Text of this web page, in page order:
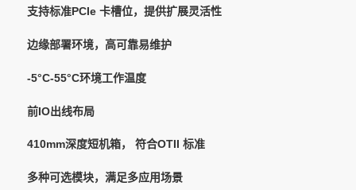
支持标准PCIe 卡槽位，提供扩展灵活性
边缘部署环境，高可靠易维护
-5°C-55°C环境工作温度
前IO出线布局
410mm深度短机箱， 符合OTII 标准
多种可选模块，满足多应用场景